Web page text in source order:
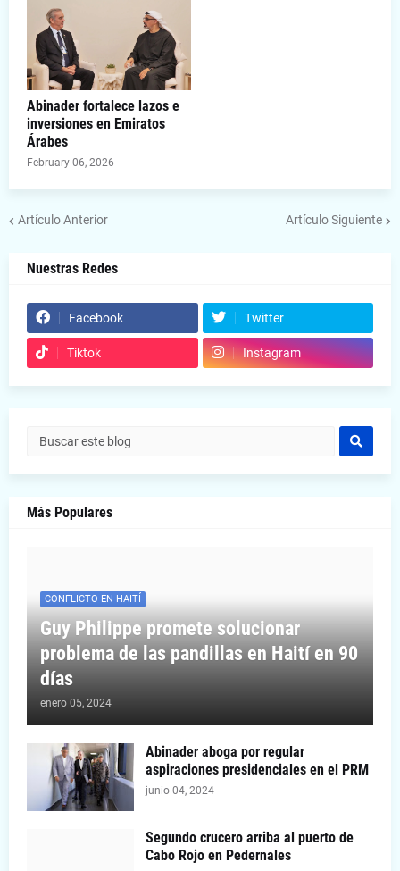
Abinader fortalece lazos e
inversiones en Emiratos
Árabes
February 06, 2026
Artículo Anterior Artículo Siguiente
Nuestras Redes
Facebook Twitter
Tiktok Instagram
Más Populares
CONFLICTO EN HAITÍ
Guy Philippe promete solucionar
problema de las pandillas en Haití en 90
días
enero 05, 2024
Abinader aboga por regular
aspiraciones presidenciales en el PRM
junio 04, 2024
Segundo crucero arriba al puerto de
Cabo Rojo en Pedernales